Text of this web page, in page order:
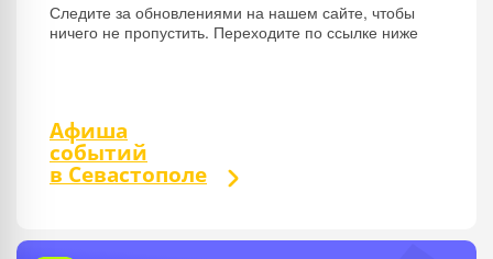
Следите за обновлениями на нашем сайте, чтобы
ничего не пропустить. Переходите по ссылке ниже
Афиша
событий
в Севастополе